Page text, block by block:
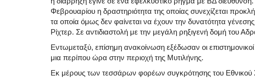
Φεβρουαρίου η δραστηριότητα της οποίας συνεχίζεται
τα οποία όμως δεν φαίνεται να έχουν την δυνατότητα
Ρίχτερ. Σε αντιδιαστολή με την μεγάλη ρηξιγενή δομή του
Εντωμεταξύ, επίσημη ανακοίνωση εξέδωσαν οι
μια περίπου ώρα στην περιοχή της Μυτιλήνης.
Εκ μέρους των τεσσάρων φορέων συγκρότησης του Εθνικού